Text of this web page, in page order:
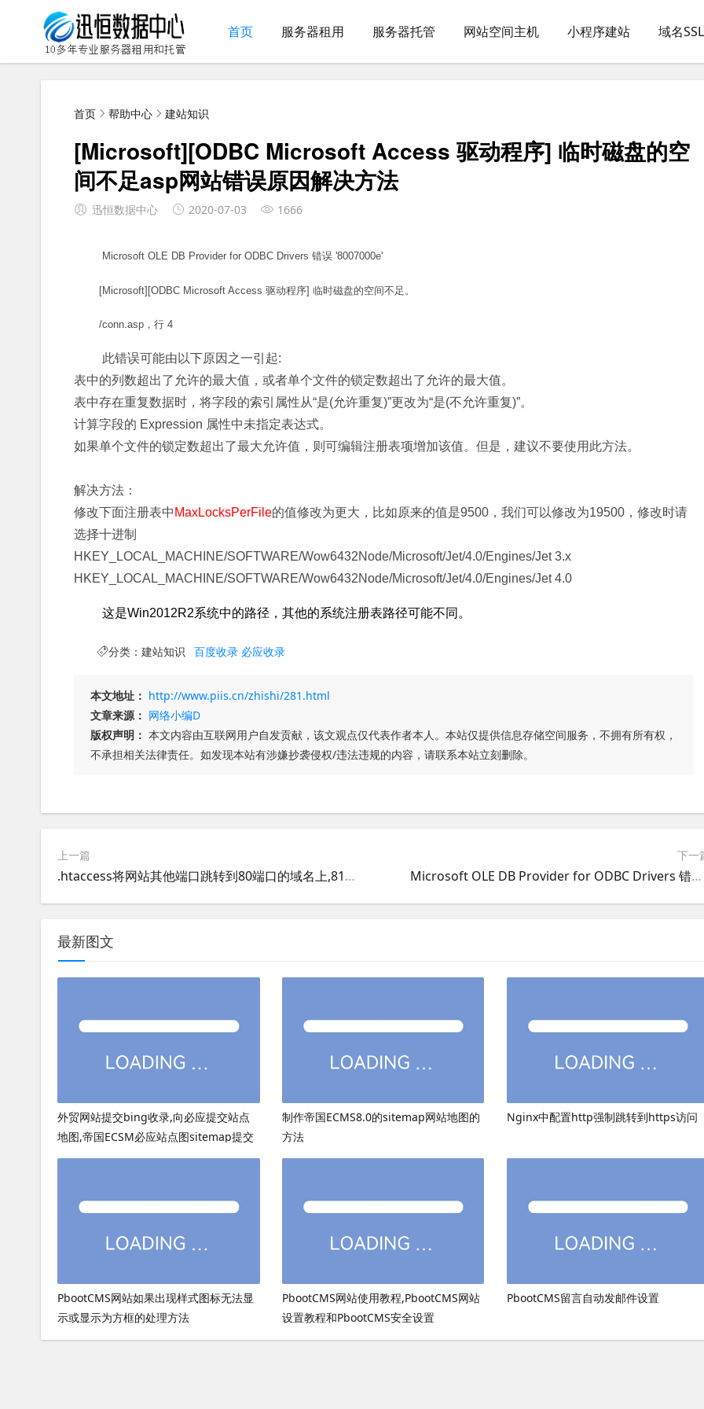
首页 服务器租用 服务器托管 网站空间主机 小程序建站 域名
首页 帮助中心 建站知识
[Microsoft][ODBC Microsoft Access 驱动程序] 临时磁盘的空
间不足asp网站错误原因解决方法
迅恒数据中心 2020-07-03 1666
Microsoft OLE DB Provider for ODBC Drivers 错误 '8007000e'
[Microsoft][ODBC Microsoft Access 驱动程序] 临时磁盘的空间不足。
/conn.asp ，行 4
此错误可能由以下原因之一引起:
表中的列数超出了允许的最大值，或者单个文件的锁定数超出了允许的最大值。
表中存在重复数据时，将字段的索引属性从“是(允许重复)”更改为“是(不允许重复)”。
计算字段的 Expression 属性中未指定表达式。
如果单个文件的锁定数超出了最大允许值，则可编辑注册表项增加该值。但是，建议不要使用此方法。
解决方法：
修改下面注册表中 MaxLocksPerFile的值修改为更大，比如原来的值是9500，我们可以修改为19500，修改时请
选择十进制
HKEY_LOCAL_MACHINE/SOFTWARE/Wow6432Node/Microsoft/Jet/4.0/Engines/Jet 3.x
HKEY_LOCAL_MACHINE/SOFTWARE/Wow6432Node/Microsoft/Jet/4.0/Engines/Jet 4.0
这是Win2012R2系统中的路径，其他的系统注册表路径可能不同。
分类： 建站知识 百度收录 必应收录
本文地址： http://www.piis.cn/zhishi/281.html
文章来源： 网络小编D
版权声明： 本文内容由互联网用户自发贡献，该文观点仅代表作者本人。本站仅提供信息存储空间服务，不拥有所有权，
不承担相关法律责任。如发现本站有涉嫌抄袭侵权/违法违规的内容，请联系本站立刻删除。
上一篇
.htaccess将网站其他端口跳转到80端口的域名上,8181端口跳转到80端口,8080端口跳转到80端口
下一
Microsoft OLE DB Provider for ODBC Drivers 错误 '8007000e'asp网站错误原因解决方法
最新图文
外贸网站提交bing收录,向必应提交站点
地图,帝国ECSM必应站点图sitemap提交
制作帝国ECMS8.0的sitemap网站地图的
方法
Nginx中配置http强制跳转到https访问
PbootCMS网站如果出现样式图标无法显
示或显示为方框的处理方法
PbootCMS网站使用教程,PbootCMS网站
设置教程和PbootCMS安全设置
PbootCMS留言自动发邮件设置